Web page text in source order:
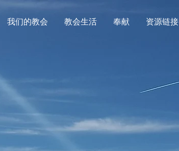
我们的教会 教会生活 奉献 资源链接